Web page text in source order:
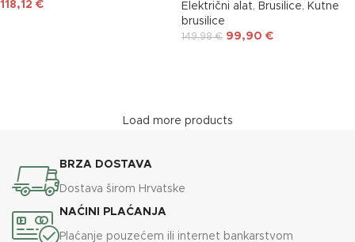
118,12 € Električni alat, Brusilice, Kutne
brusilice
149,98€ 99,90 €
Load more products
BRZA DOSTAVA
Dostava širom Hrvatske
NAĆINI PLAĆANJA
Plaćanje pouzećem ili internet bankarstvom